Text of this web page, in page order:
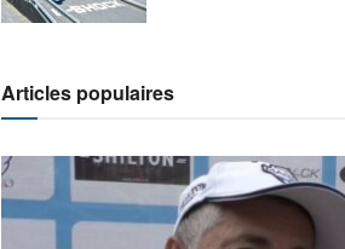
Articles populaires